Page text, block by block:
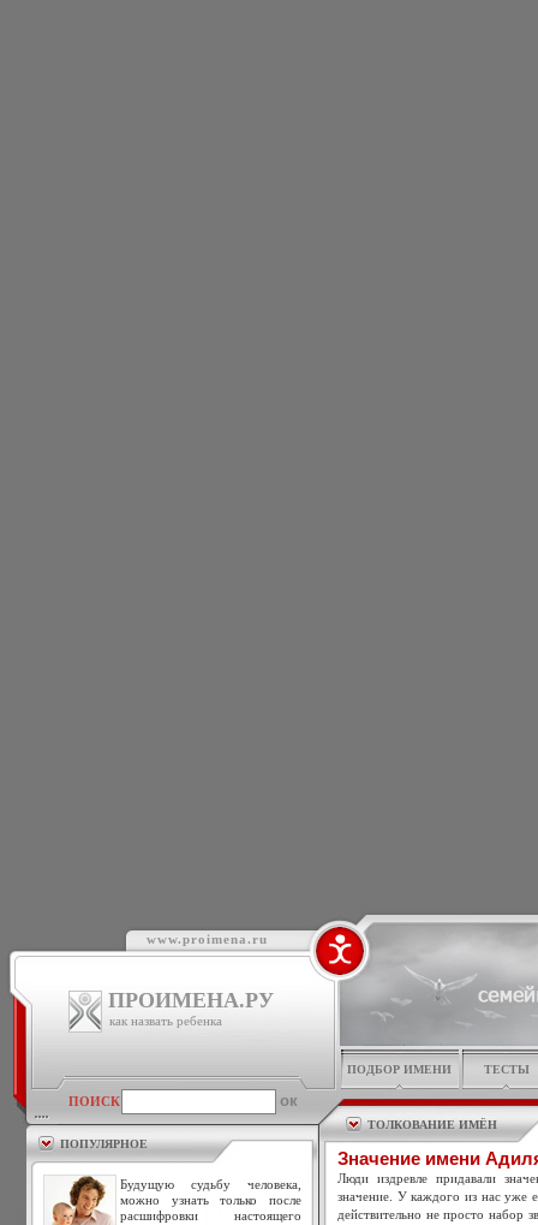
www.proimena.ru
ПРОИМЕНА.РУ
как назвать ребенка
ПОИСК
ПОПУЛЯРНОЕ
Будущую судьбу человека,
можно узнать только после
расшифровки настоящего
ПОДБОР ИМЕНИ ТЕСТЫ
ТОЛКОВАНИЕ ИМЁН
Значение имени
Люди издревле придавали
значение. У каждого из нас уже
действительно не просто набор